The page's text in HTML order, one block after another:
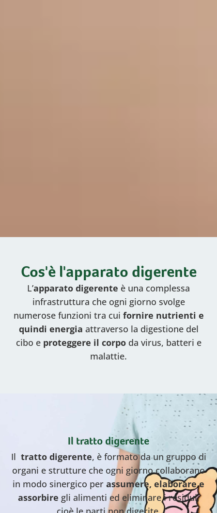
Cos'è l'apparato digerente
L’apparato digerente è una complessa
infrastruttura che ogni giorno svolge
numerose funzioni tra cui fornire nutrienti e
quindi energia attraverso la digestione del
cibo e proteggere il corpoda virus, batteri e
malattie.
Il tratto digerente
Il tratto digerente, è formato da un gruppo di
organi e strutture che ogni giorno collaborano
in modo sinergico per assumere, elaborare e
assorbire gli alimenti ed eliminare i residui,